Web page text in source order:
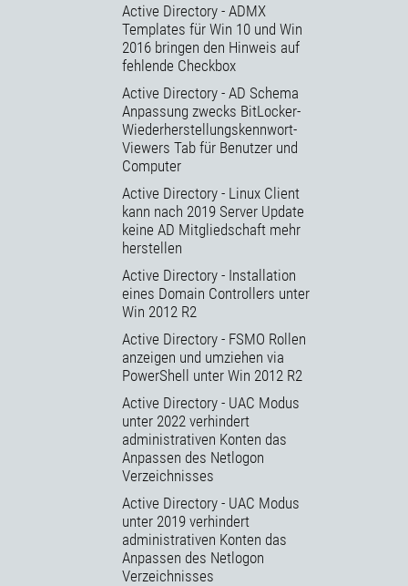
Active Directory - ADMX
Templates für Win 10 und Win
2016 bringen den Hinweis auf
fehlende Checkbox
Active Directory - AD Schema
Anpassung zwecks BitLocker-
Wiederherstellungskennwort-
Viewers Tab für Benutzer und
Computer
Active Directory - Linux Client
kann nach 2019 Server Update
keine AD Mitgliedschaft mehr
herstellen
Active Directory - Installation
eines Domain Controllers unter
Win 2012 R2
Active Directory - FSMO Rollen
anzeigen und umziehen via
PowerShell unter Win 2012 R2
Active Directory - UAC Modus
unter 2022 verhindert
administrativen Konten das
Anpassen des Netlogon
Verzeichnisses
Active Directory - UAC Modus
unter 2019 verhindert
administrativen Konten das
Anpassen des Netlogon
Verzeichnisses